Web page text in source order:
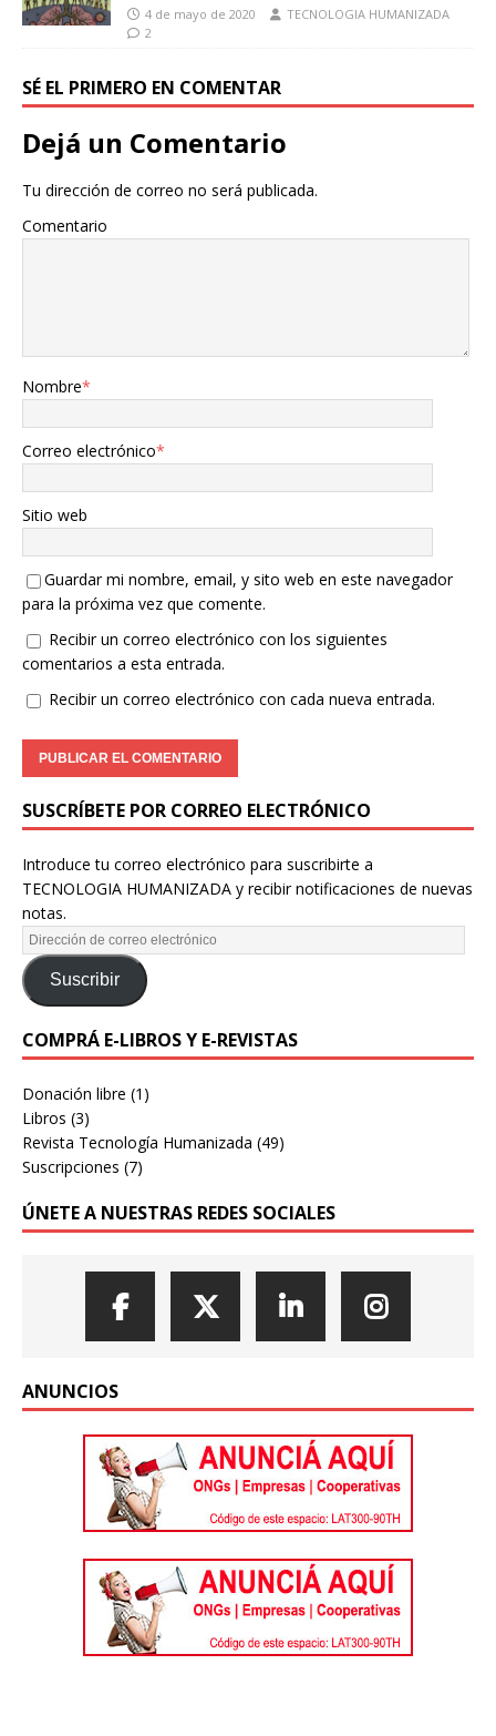
4 de mayo de 2020
TECNOLOGIA HUMANIZADA
2
SÉ EL PRIMERO EN COMENTAR
Dejá un Comentario
Tu dirección de correo no será publicada.
Comentario
Nombre*
Correo electrónico*
Sitio web
Guardar mi nombre, email, y sito web en este navegador
para la próxima vez que comente.
Recibir un correo electrónico con los siguientes
comentarios a esta entrada.
Recibir un correo electrónico con cada nueva entrada.
SUSCRÍBETE POR CORREO ELECTRÓNICO
Introduce tu correo electrónico para suscribirte a
TECNOLOGIA HUMANIZADA y recibir notificaciones de nuevas
notas.
Suscribir
COMPRÁ E-LIBROS Y E-REVISTAS
Donación libre (1)
Libros (3)
Revista Tecnología Humanizada (49)
Suscripciones (7)
ÚNETE A NUESTRAS REDES SOCIALES
ANUNCIOS